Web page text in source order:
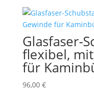
Glasfaser-
flexibel,
für
96,00 €